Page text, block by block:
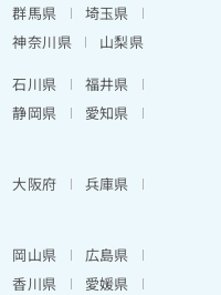
群馬県
埼玉県
神奈川県
山梨県
石川県
福井県
静岡県
愛知県
大阪府
兵庫県
岡山県
広島県
香川県
愛媛県